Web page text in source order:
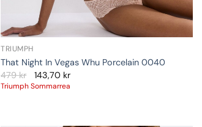
TRIUMPH
That Night In Vegas Whu Porcelain 0040
479kr 143,70 kr
Triumph Sommarrea